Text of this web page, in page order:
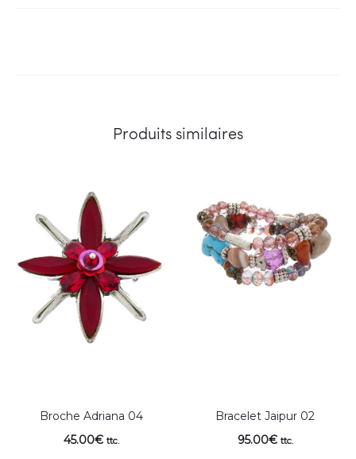
Produits similaires
Broche Adriana 04
45.00€ ttc.
Bracelet Jaipur 02
95.00€ ttc.